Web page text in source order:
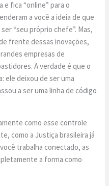
e fica “online” para o
a você a ideia de que
“seu próprio chefe”. Mas,
frente dessas inovações,
empresas de
A verdade é que o
ele deixou de ser uma
a ser uma linha de código
como esse controle
como a Justiça brasileira já
trabalha conectado, as
a forma como